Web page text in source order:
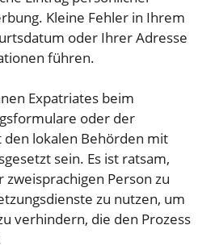
Kleine Fehler in Ihrem
oder Ihrer Adresse
führen.
Expatriates beim
oder der
lokalen Behörden mit
sein. Es ist ratsam,
Person zu
zu nutzen, um
verhindern, die den Prozess